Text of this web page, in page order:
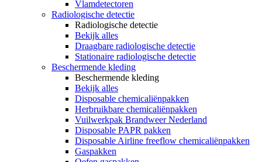
Vlamdetectoren
Radiologische detectie
Radiologische detectie
Bekijk alles
Draagbare radiologische detectie
Stationaire radiologische detectie
Beschermende kleding
Beschermende kleding
Bekijk alles
Disposable chemicaliënpakken
Herbruikbare chemicaliënpakken
Vuilwerkpak Brandweer Nederland
Disposable PAPR pakken
Disposable Airline freeflow chemicaliënpakken
Gaspakken